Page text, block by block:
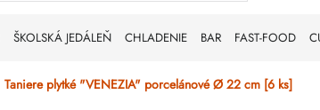
ŠKOLSKÁ JEDÁLEŇ CHLADENIE BAR FAST-FOOD
Taniere plytké "VENEZIA" porcelánové Ø 22 cm [6 ks]